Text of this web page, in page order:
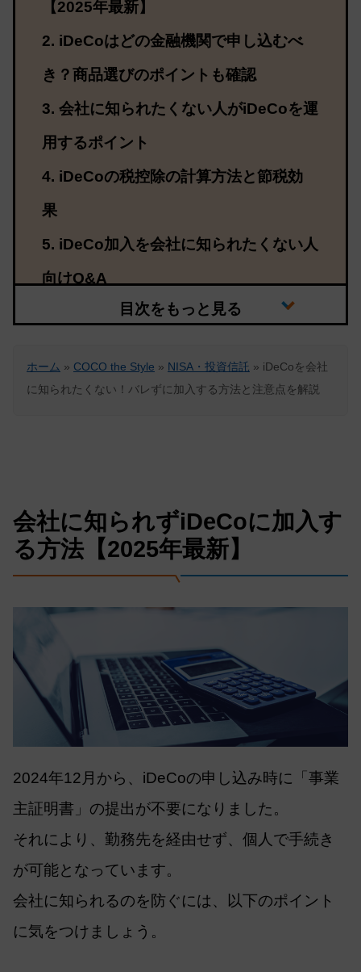
【2025年最新】
iDeCoはどの金融機関で申し込むべ
き？商品選びのポイントも確認
会社に知られたくない人がiDeCoを運
用するポイント
iDeCoの税控除の計算方法と節税効
果
iDeCo加入を会社に知られたくない人
向けQ&A
ホーム » COCO the Style » NISA・投資信託 » iDeCoを会社
に知られたくない！バレずに加入する方法と注意点を解説
会社に知られずiDeCoに加入す
る方法【2025年最新】
2024年12月から、iDeCoの申し込み時に「事業
主証明書」の提出が不要になりました。
それにより、勤務先を経由せず、個人で手続き
が可能となっています。
会社に知られるのを防ぐには、以下のポイント
に気をつけましょう。